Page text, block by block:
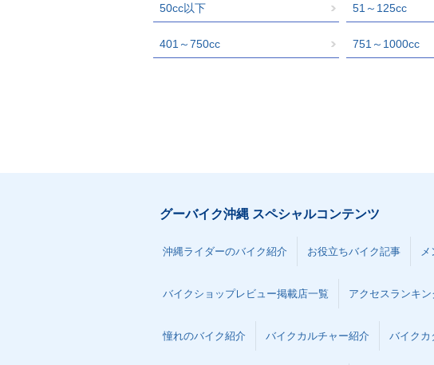
50cc以下 51～125cc
401～750cc 751～1000cc
グーバイク沖縄 スペシャルコンテンツ
沖縄ライダーのバイク紹介 お役立ちバイク記事
バイクショップレビュー掲載店一覧 アクセスランキン
憧れのバイク紹介 バイクカルチャー紹介 バイクカ